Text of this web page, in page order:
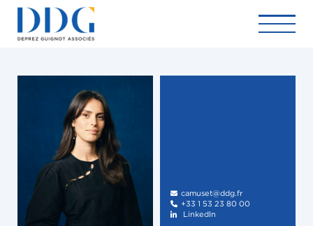
 camuset@ddg.fr
 +33 1 53 23 80 00
 LinkedIn